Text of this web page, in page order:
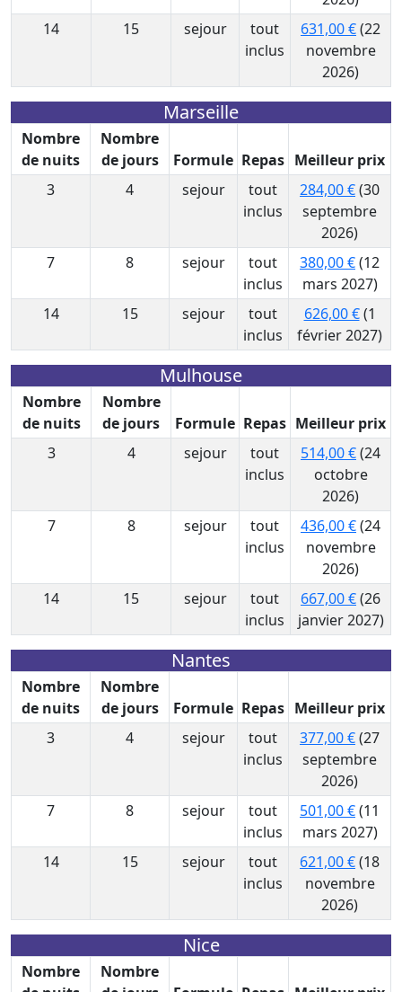
14
15 sejour
tout
inclus
631,00 €(22
novembre
2026)
Marseille
Nombre
de nuits
Nombre
de jours
Formule Repas Meilleur prix
3
4 sejour
tout
inclus
284,00 €(30
septembre
2026)
7
8 sejour
tout
inclus
380,00 €(12
mars 2027)
14
15 sejour
tout
inclus
626,00 €(1
février 2027)
Mulhouse
Nombre
de nuits
Nombre
de jours
Formule Repas Meilleur prix
3
4 sejour
tout
inclus
514,00 €(24
octobre
2026)
7
8 sejour
tout
inclus
436,00 €(24
novembre
2026)
14
15 sejour
tout
inclus
667,00 €(26
janvier 2027)
Nantes
Nombre
de nuits
Nombre
de jours
Formule Repas Meilleur prix
3
4 sejour
tout
inclus
377,00 €(27
septembre
2026)
7
8 sejour
tout
inclus
501,00 €(11
mars 2027)
14
15 sejour
tout
inclus
621,00 €(18
novembre
2026)
Nice
Nombre
Nombre